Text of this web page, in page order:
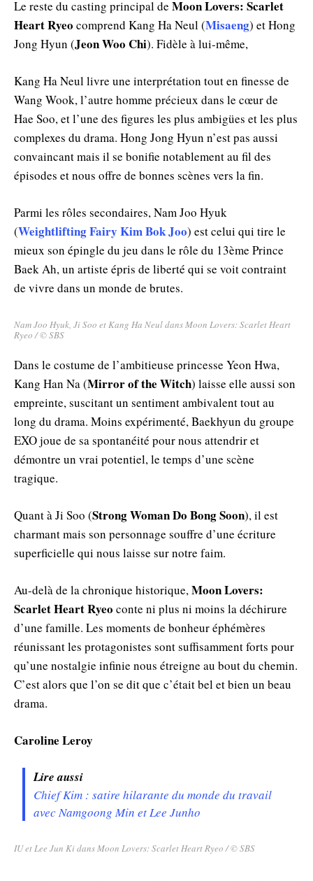
Le reste du casting principal de Moon Lovers: Scarlet
Heart Ryeo comprend Kang Ha Neul (Misaeng) et Hong
Jong Hyun (Jeon Woo Chi). Fidèle à lui-même,
Kang Ha Neul livre une interprétation tout en finesse de
Wang Wook, l’autre homme précieux dans le cœur de
Hae Soo, et l’une des figures les plus ambigües et les plus
complexes du drama. Hong Jong Hyun n’est pas aussi
convaincant mais il se bonifie notablement au fil des
épisodes et nous offre de bonnes scènes vers la fin.
Parmi les rôles secondaires, Nam Joo Hyuk
(Weightlifting Fairy Kim Bok Joo) est celui qui tire le
mieux son épingle du jeu dans le rôle du 13ème Prince
Baek Ah, un artiste épris de liberté qui se voit contraint
de vivre dans un monde de brutes.
Nam Joo Hyuk, Ji Soo et Kang Ha Neul dans Moon Lovers: Scarlet Heart
Ryeo / © SBS
Dans le costume de l’ambitieuse princesse Yeon Hwa,
Kang Han Na (Mirror of the Witch) laisse elle aussi son
empreinte, suscitant un sentiment ambivalent tout au
long du drama. Moins expérimenté, Baekhyun du groupe
EXO joue de sa spontanéité pour nous attendrir et
démontre un vrai potentiel, le temps d’une scène
tragique.
Quant à Ji Soo (Strong Woman Do Bong Soon), il est
charmant mais son personnage souffre d’une écriture
superficielle qui nous laisse sur notre faim.
Au-delà de la chronique historique,Moon Lovers:
Scarlet Heart Ryeo conte ni plus ni moins la déchirure
d’une famille. Les moments de bonheur éphémères
réunissant les protagonistes sont suffisamment forts pour
qu’une nostalgie infinie nous étreigne au bout du chemin.
C’est alors que l’on se dit que c’était bel et bien un beau
drama.
Caroline Leroy
Lire aussi
Chief Kim : satire hilarante du monde du travail
avec Namgoong Min et Lee Junho
IU et Lee Jun Ki dans Moon Lovers: Scarlet Heart Ryeo / © SBS